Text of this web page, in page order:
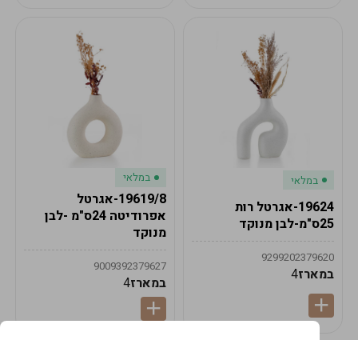
במלאי
19624-אגרטל רות
25ס"מ-לבן מנוקד
9299202379620
במארז4
במלאי
19619/8-אגרטל
אפרודיטה 24ס"מ -לבן
מנוקד
9009392379627
במארז4